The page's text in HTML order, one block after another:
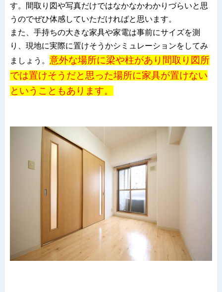
す。間取り図や写真だけではなかなかわかりづらいと思
うのでぜひ体感していただければと思います。
また、手持ちの大きな家具や家電は事前にサイズを測
り、現地に実際に置けそうかシミュレーションをしてみ
ましょう。 意外な場所に梁や柱があり間取り図所
では置けそうだと思った場所に家具が置けない
ということもあります。